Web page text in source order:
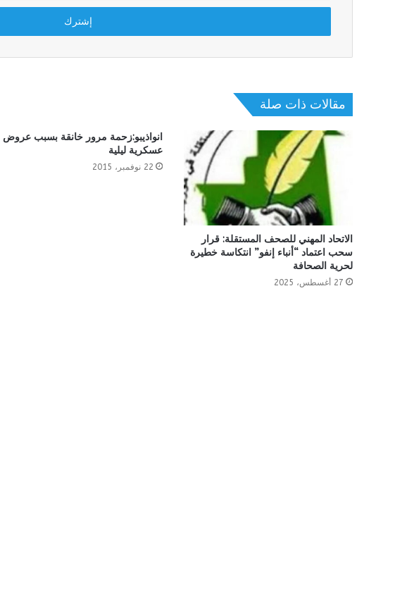
الإلكتروني
مقالات ذات صلة
الاتحاد المهني للصحف المستقلة: قرار
سحب اعتماد “أنباء إنفو” انتكاسة خطيرة
لحرية الصحافة
27 أغسطس، 2025
انواذيبو:زحمة مرور خانقة بسبب عروض
عسكرية ليلية
22 نوفمبر، 2015